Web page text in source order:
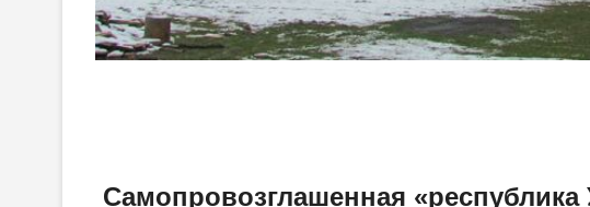
Самопровозглашенная «республика